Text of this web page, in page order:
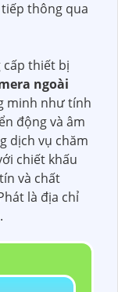
thông qua
cấp thiết bị
ngoài
minh như tính
động và âm
dịch vụ chăm
chiết khấu
và chất
là địa chỉ